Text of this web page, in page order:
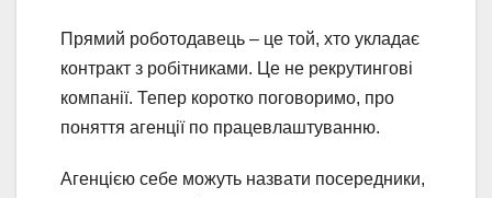
Прямий роботодавець – це той, хто укладає
контракт з робітниками. Це не рекрутингові
компанії. Тепер коротко поговоримо, про
поняття агенції по працевлаштуванню.
Агенцією себе можуть назвати посередники,